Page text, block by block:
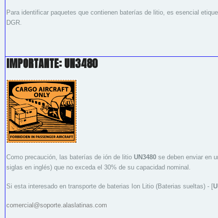
Para identificar paquetes que contienen baterías de litio, es esencial
DGR.
IMPORTANTE: UN3480
Como precaución, las baterías de ión de litio UN3480 se deben enviar en
siglas en inglés) que no exceda el 30% de su capacidad nominal.
Si esta interesado en transporte de baterias Ion Litio (Baterias sueltas) - [
comercial@soporte.alaslatinas.com